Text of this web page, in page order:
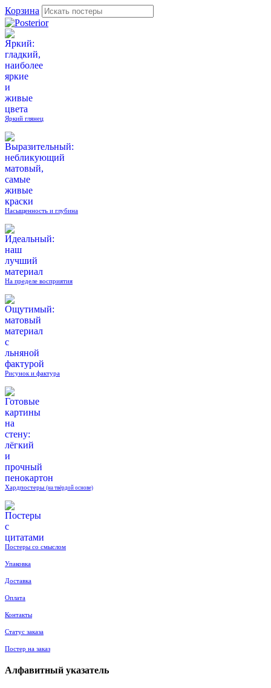
Корзина
Яркий глянец
Насыщенность и глубина
На пределе восприятия
Рисунок и фактура
Хардпостеры (на твёрдой основе)
Постеры со смыслом
Упаковка
Доставка
Оплата
Контакты
Статус заказа
Постер на заказ
Алфавитный указатель